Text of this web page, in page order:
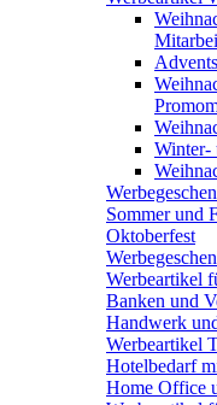
Winter-
Sommer und
Oktoberfest
Werbeartikel
Banken und
Handwerk
Werbeartikel
Hotelbedarf
Home Office